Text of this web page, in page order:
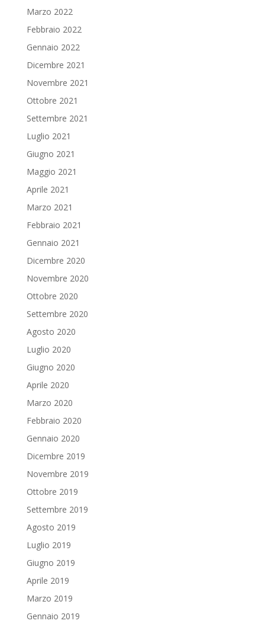
Marzo 2022
Febbraio 2022
Gennaio 2022
Dicembre 2021
Novembre 2021
Ottobre 2021
Settembre 2021
Luglio 2021
Giugno 2021
Maggio 2021
Aprile 2021
Marzo 2021
Febbraio 2021
Gennaio 2021
Dicembre 2020
Novembre 2020
Ottobre 2020
Settembre 2020
Agosto 2020
Luglio 2020
Giugno 2020
Aprile 2020
Marzo 2020
Febbraio 2020
Gennaio 2020
Dicembre 2019
Novembre 2019
Ottobre 2019
Settembre 2019
Agosto 2019
Luglio 2019
Giugno 2019
Aprile 2019
Marzo 2019
Gennaio 2019